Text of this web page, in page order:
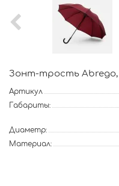
Зонт-трость
Артикул
Габариты:
Диаметр:
Материал: